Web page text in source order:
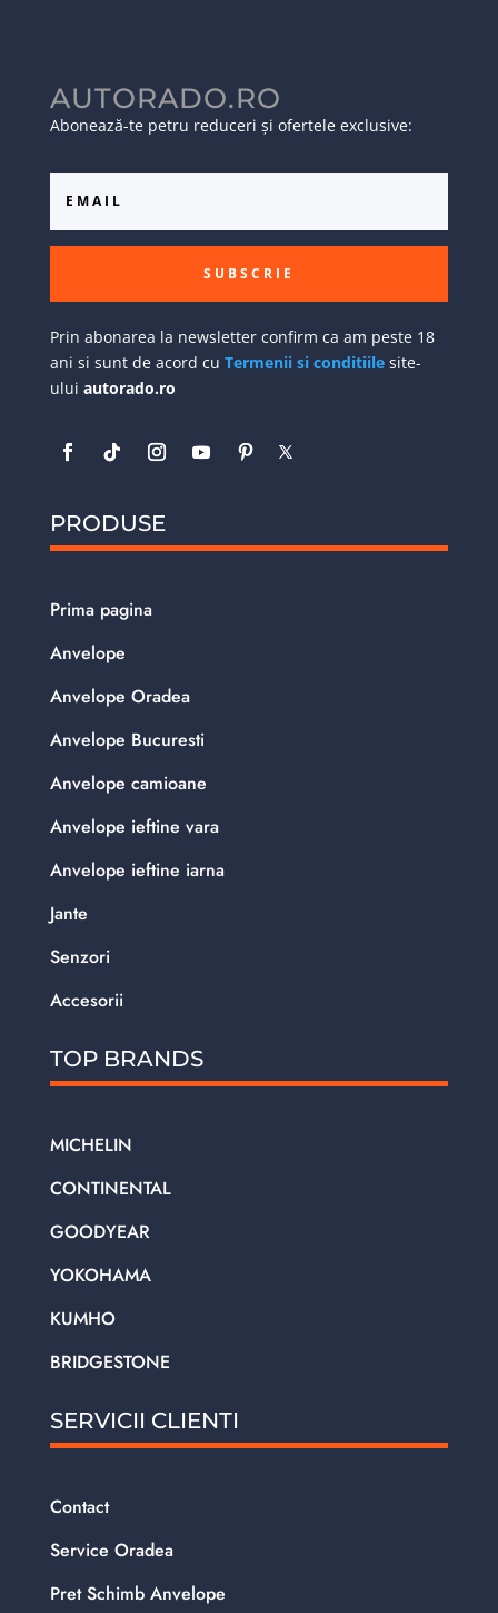
AUTORADO.RO
Abonează-te petru reduceri și ofertele exclusive:
SUBSCRIE
Prin abonarea la newsletter confirm ca am peste 18
ani si sunt de acord cu Termenii si conditiilesite-
ului autorado.ro
PRODUSE
Prima pagina
Anvelope
Anvelope Oradea
Anvelope Bucuresti
Anvelope camioane
Anvelope ieftine vara
Anvelope ieftine iarna
Jante
Senzori
Accesorii
TOP BRANDS
MICHELIN
CONTINENTAL
GOODYEAR
YOKOHAMA
KUMHO
BRIDGESTONE
SERVICII CLIENTI
Contact
Service Oradea
Pret Schimb Anvelope